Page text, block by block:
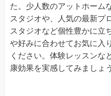
た。少人数のアットホーム
スタジオや、人気の最新プ
スタジオなど個性豊かに立
や好みに合わせてお気に入
ください。体験レッスンな
康効果を実感してみましょ